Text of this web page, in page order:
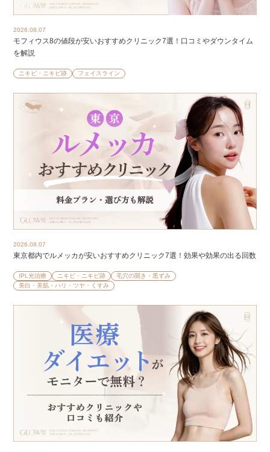
2026.08.07
モフィウス8の値段が安いおすすめクリニック7選！口コミやダウンタイム
を解説
ニキビ・ニキビ跡 フェイスライン
2026.08.07
東京都内でルメッカが安いおすすめクリニック7選！効果や効果の出る回数
IPL光治療 ニキビ・ニキビ跡
毛穴の開き・黒ずみ
美白・美肌・ハリ・ツヤ・くすみ